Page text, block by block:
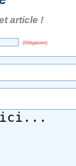
article !
(Obligatoire)